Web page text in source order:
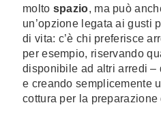
molto spazio, ma può
un’opzione legata ai gusti
di vita: c’è chi preferisce
per esempio, riservando
disponibile ad altri arredi –
e creando semplicemente
cottura per la preparazione